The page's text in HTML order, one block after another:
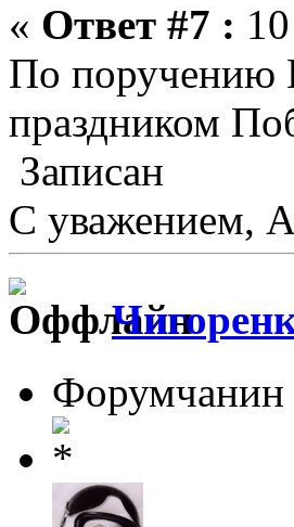
« Ответ #7 :
По поручению
праздником
Записан
С уважением,
Форумчанин